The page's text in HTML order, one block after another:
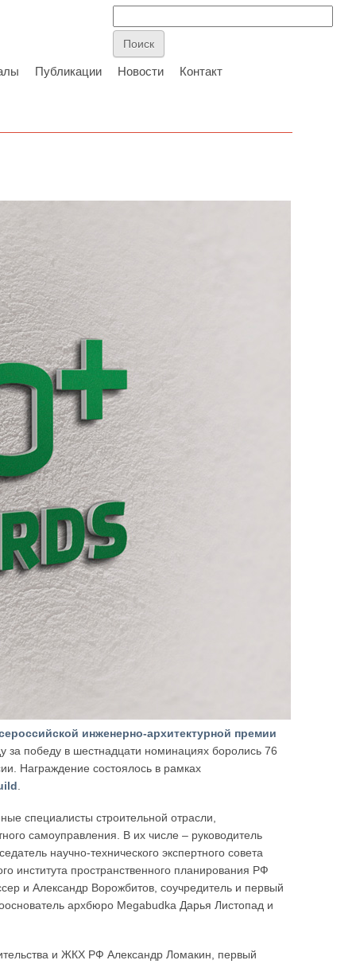
Публикации Новости Контакт
инженерно-архитектурной премии
за победу в шестнадцати номинациях боролись 76
Награждение состоялось в рамках
специалисты строительной отрасли,
самоуправления. В их числе – руководитель
научно-технического экспертного совета
института пространственного планирования РФ
и Александр Ворожбитов, соучредитель и первый
архбюро Megabudka Дарья Листопад и
и ЖКХ РФ Александр Ломакин, первый